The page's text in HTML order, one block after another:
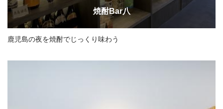
焼酎Bar八
鹿児島の夜を焼酎でじっくり味わう